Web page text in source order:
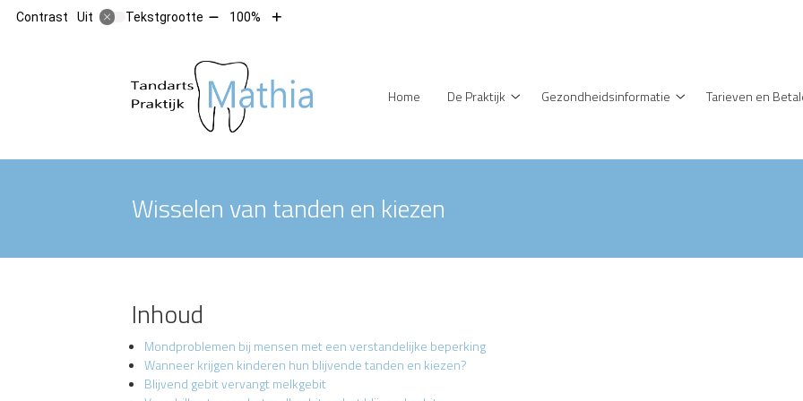
Contrast Uit Tekstgrootte Tekst
10%
100%
Tekst
Hoofdmenu
Home
De Praktijk
Gezondheidsinformatie
Tarieven en
Wisselen van tanden en kiezen
Inhoud
Mondproblemen bij mensen met een verstandelijke beperking
Wanneer krijgen kinderen hun blijvende tanden en kiezen?
Blijvend gebit vervangt melkgebit